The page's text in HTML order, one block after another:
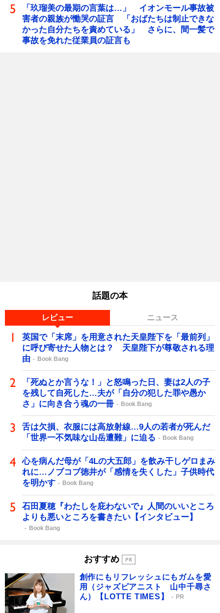
「玖瑠美の最期の言葉は…」 イオンモール事故被
害者の親族が慟哭の証言 「おばたちは制止できな
かった自分たちを責めている」 さらに、間一髪で
事故を免れた従業員の証言も
話題の本
レビュー ニュース
英国で「末席」を用意された天皇陛下を「最前列」
に呼び寄せた人物とは？ 天皇陛下が尊敬される理
由
Book Bang
「死ぬとか言うな！」と怒鳴った日、妻は2人の子
を残して自死した…夫が「自分の犯した罪や愚か
さ」に向き合う魂の一冊
Book Bang
舌は欠損、衣服には高放射線…9人の若者が死んだ
「世界一不気味な山岳遭難」に迫る
Book Bang
心を病んだ母が「4Lの大五郎」を飲み干しゲロまみ
れに…ノブコブ徳井が「感情を失くした」子供時代
を明かす
Book Bang
石田夏穂『わたしを庇わないで』人間のいいところ
よりも悪いところを書きたい【インタビュー】
Book Bang
おすすめ
創作にもリフレッシュにもガムを愛
用（ジャズピアニスト 山中千尋さ
ん）【LOTTE TIMES】
PR